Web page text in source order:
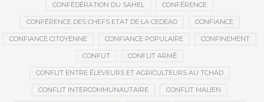
CONFÉDÉRATION DU SAHEL CONFÉRENCE
CONFÉRENCE DES CHEFS ETAT DE LA CEDEAO CONFIANCE
CONFIANCE CITOYENNE CONFIANCE POPULAIRE CONFINEMENT
CONFLIT CONFLIT ARMÉ
CONFLIT ENTRE ÉLEVEURS ET AGRICULTEURS AU TCHAD
CONFLIT INTERCOMMUNAUTAIRE CONFLIT MALIEN